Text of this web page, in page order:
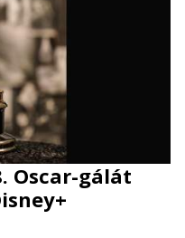
Oscar-gálát